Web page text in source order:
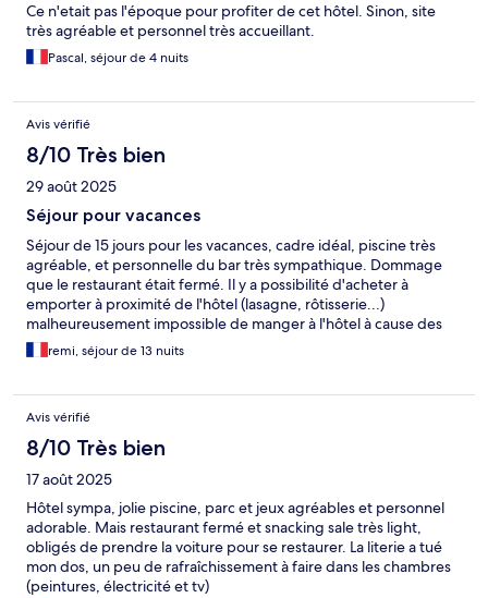
Ce n'etait pas l'époque pour profiter de cet hôtel. Sinon, site
très agréable et personnel très accueillant.
Pascal, séjour de 4 nuits
Avis vérifié
8/10 Très bien
29 août 2025
Séjour pour vacances
Séjour de 15 jours pour les vacances, cadre idéal, piscine très
agréable, et personnelle du bar très sympathique. Dommage
que le restaurant était fermé. Il y a possibilité d'acheter à
emporter à proximité de l'hôtel (lasagne, rôtisserie...)
malheureusement impossible de manger à l'hôtel à cause des
guêpes. Prévoir aussi de l'anti moustique
remi, séjour de 13 nuits
Avis vérifié
8/10 Très bien
17 août 2025
Hôtel sympa, jolie piscine, parc et jeux agréables et personnel
adorable. Mais restaurant fermé et snacking sale très light,
obligés de prendre la voiture pour se restaurer. La literie a tué
mon dos, un peu de rafraîchissement à faire dans les chambres
(peintures, électricité et tv)